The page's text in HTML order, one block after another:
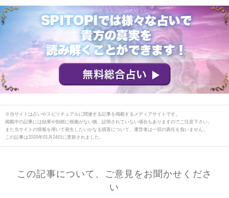
※当サイトは占いやスピリチュアルに関連する記事を掲載するメディアサイトです。
掲載中の記事には効果や効能に根拠がない物、証明されていない場合もありますのでご注意下さい。
また当サイトの情報を用いて発生したいかなる損害について、運営者は一切の責任を負いません。
この記事は2020年01月24日に更新されました。
この記事について、ご意見をお聞かせくださ
い